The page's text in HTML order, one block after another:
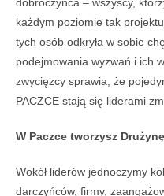
dobroczyńca – wszyscy,
każdym poziomie tak
tych osób odkryła w sobie
podejmowania wyzwań i ich
zwycięzcy sprawia, że
PACZCE stają się liderami
W Paczce tworzysz Drużynę
Wokół liderów jednoczymy
darczyńców, firmy,